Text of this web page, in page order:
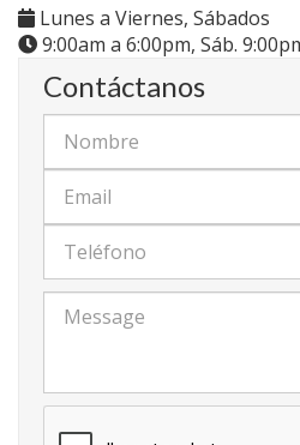
Lunes a Viernes, Sábados
9:00am a 6:00pm, Sáb.
Contáctanos